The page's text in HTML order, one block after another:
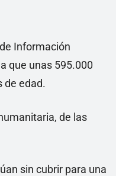
Información
que unas 595.000
de edad.
de las
sin cubrir para una